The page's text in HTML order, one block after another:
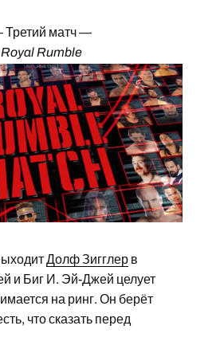
матч —
Royal Rumble
Долф Зигглерв
и Биг И. Эй-Джей целует
на ринг. Он берёт
что сказать перед